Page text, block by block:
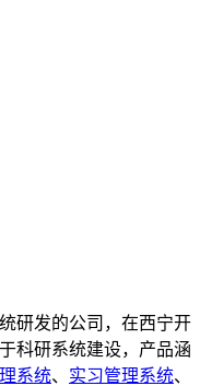
发的公司，在西宁开
科研系统建设，产品涵
系统、 实习管理系统、